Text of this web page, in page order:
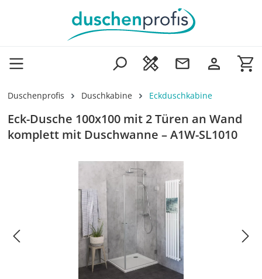
Zum Hauptinhalt springen
Duschenprofis Duschkabine Eckduschkabine
Eck-Dusche 100x100 mit 2 Türen an Wand
komplett mit Duschwanne – A1W-SL1010
Bildergalerie überspringen